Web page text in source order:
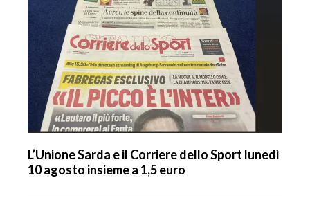
L’Unione Sarda e il Corriere dello Sport lunedì
10 agosto insieme a 1,5 euro